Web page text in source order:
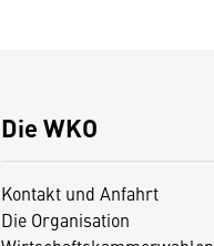
Die WKO
Kontakt und Anfahrt
Die Organisation